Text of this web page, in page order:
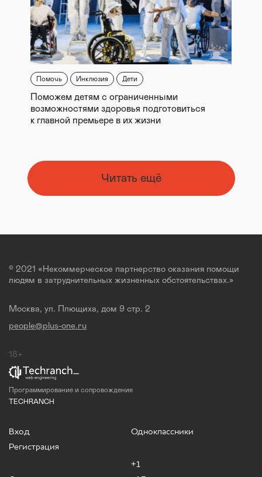
Помочь Инклюзия Дети
Поможем детям с ограниченными
возможностями здоровья подготовиться
к главной премьере в их жизни
Читать ещё
© 2021 «Некоммерческое партнерство оказания помощи
людям в затруднительных жизненных обстоятельствах.»
Москва, ул. Плющиха, дом 9 стр. 2
people@plus-one.ru
18+
Программирование и сопровождение
TECHRANCH
Вход
Регистрация
Одноклассники
+1